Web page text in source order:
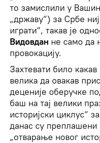
то замислили у
„државу“) за Србе
играти“, такав је
Видовдан не само да
провокацију.
Захтевати било какав
велика да овакав
деценије оберучке
баш на тај велики
историјски циклус“
данас су
„отварање новог